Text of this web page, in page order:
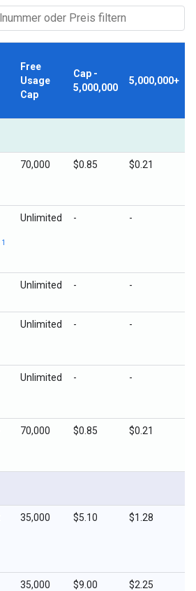
Free
Usage
Cap
Cap -
5,000,000
5,000,000+
70,000 $0.85 $0.21
1
Unlimited - -
Unlimited - -
Unlimited - -
Unlimited - -
70,000 $0.85 $0.21
35,000 $5.10 $1.28
35,000 $9.00 $2.25